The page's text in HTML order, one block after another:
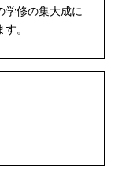
学修の集大成に
。